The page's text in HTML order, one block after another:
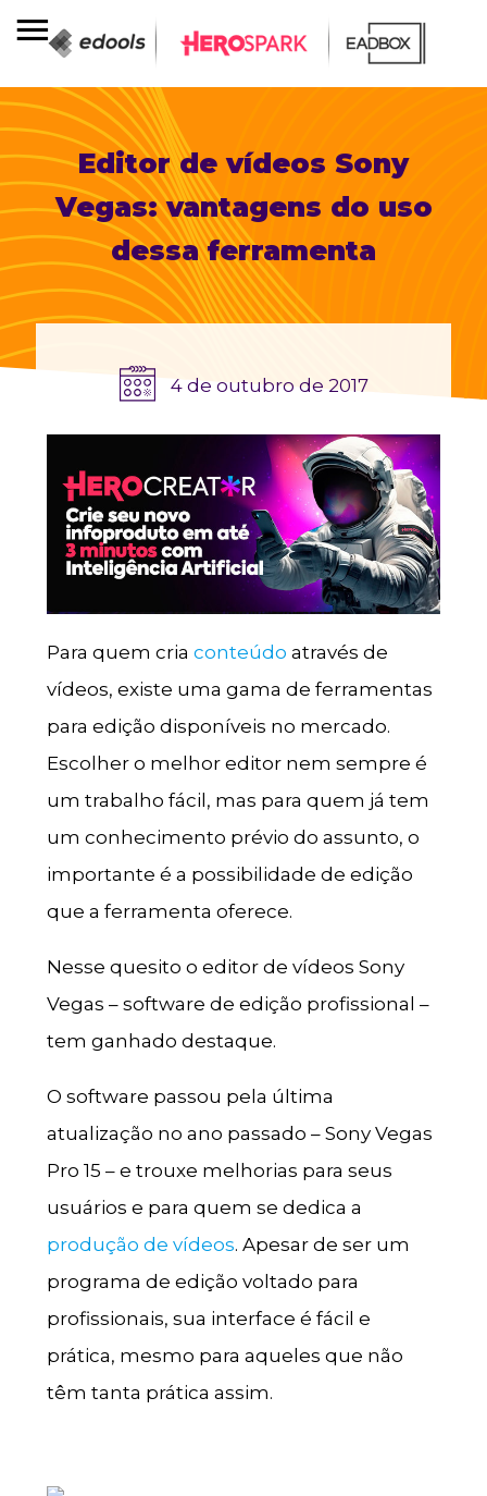
Editor de vídeos Sony
Vegas: vantagens do uso
dessa ferramenta
4 de outubro de 2017
Para quem cria conteúdo através de
vídeos, existe uma gama de ferramentas
para edição disponíveis no mercado.
Escolher o melhor editor nem sempre é
um trabalho fácil, mas para quem já tem
um conhecimento prévio do assunto, o
importante é a possibilidade de edição
que a ferramenta oferece.
Nesse quesito o editor de vídeos Sony
Vegas – software de edição profissional –
tem ganhado destaque.
O software passou pela última
atualização no ano passado – Sony Vegas
Pro 15 – e trouxe melhorias para seus
usuários e para quem se dedica a
produção de vídeos. Apesar de ser um
programa de edição voltado para
profissionais, sua interface é fácil e
prática, mesmo para aqueles que não
têm tanta prática assim.